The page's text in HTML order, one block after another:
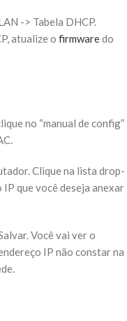
-> Tabela DHCP.
atualize o firmwaredo
no “manual de config”
Clique na lista drop-
IP que você deseja anexar
Você vai ver o
IP não constar na